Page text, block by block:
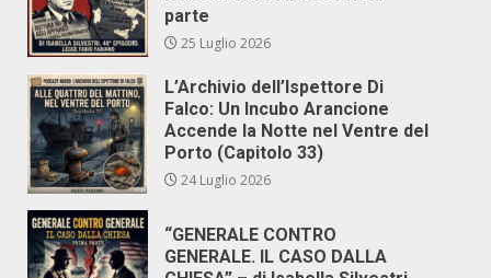
parte
25 Luglio 2026
L’Archivio dell’Ispettore Di
Falco: Un Incubo Arancione
Accende la Notte nel Ventre del
Porto (Capitolo 33)
24 Luglio 2026
“GENERALE CONTRO
GENERALE. IL CASO DALLA